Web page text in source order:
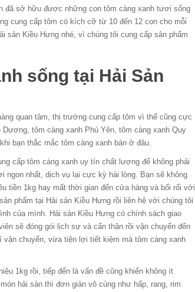
đã sở hữu được những con tôm càng xanh tươi sống
cung cấp tôm có kích cỡ từ 10 đến 12 con cho mỗi
sản Kiều Hưng nhé, vì chúng tôi cung cấp sản phẩm
sống tại Hải Sản
quan tâm, thị trường cung cấp tôm vì thế cũng cực
tôm càng xanh Phú Yên, tôm càng xanh Quy
bạn thắc mắc tôm càng xanh bán ở đâu.
cấp tôm càng xanh uy tín chất lượng để không phải
ngon nhất, dịch vụ lại cực kỳ hài lòng. Bạn sẽ không
tiền 1kg hay mất thời gian đến cửa hàng và bối rối với
phẩm tại Hải sản Kiều Hưng rồi liên hệ với chúng tôi
của mình. Hải sản Kiều Hưng có chính sách giao
sẽ đóng gói lịch sự và cẩn thận rồi vận chuyển đến
chuyển, vừa tiện lợi tiết kiệm mà tôm càng xanh
1kg rồi, tiếp đến là vấn đề cũng khiến không ít
hải sản thì đơn giản vô cùng như hấp, rang, rim